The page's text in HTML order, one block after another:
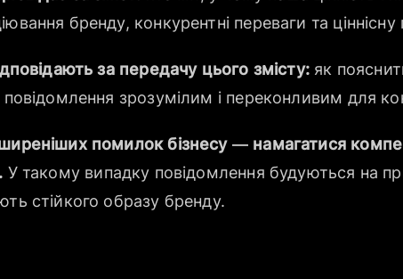
бренду, конкурентні переваги та
за передачу цього змісту: як
зрозумілим і переконливим для
помилок бізнесу — намагатися
У такому випадку повідомлення будуються на
стійкого образу бренду.